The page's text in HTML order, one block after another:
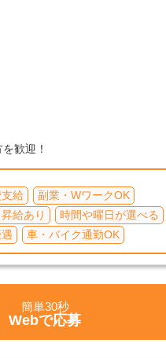
歓迎！
給
副業・WワークOK
昇給あり
時間や曜日が選べる
車・バイク通勤OK
簡単30秒
Webで応募